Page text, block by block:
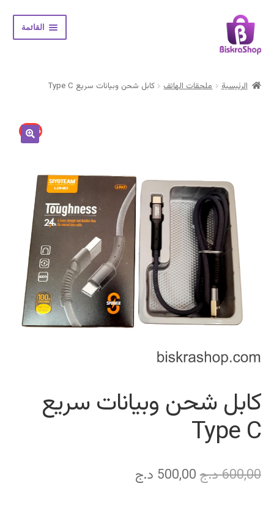
Skip
to
navigation
Skip
to
content
القائمة
menu
الرئيسية ملحقات الهاتف كابل شحن وبيانات سريع Type C
17% -
كابل شحن وبيانات سريع
Type C
600,00د.ج السعر
500,00 د.ج